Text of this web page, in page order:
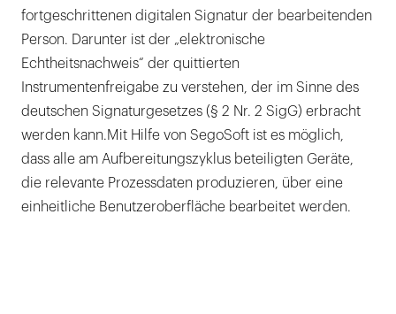
fortgeschrittenen digitalen Signatur der bearbeitenden
Person. Darunter ist der „elektronische
Echtheitsnachweis“ der quittierten
Instrumentenfreigabe zu verstehen, der im Sinne des
deutschen Signaturgesetzes (§ 2 Nr. 2 SigG) erbracht
werden kann.Mit Hilfe von SegoSoft ist es möglich,
dass alle am Aufbereitungszyklus beteiligten Geräte,
die relevante Prozessdaten produzieren, über eine
einheitliche Benutzeroberfläche bearbeitet werden.